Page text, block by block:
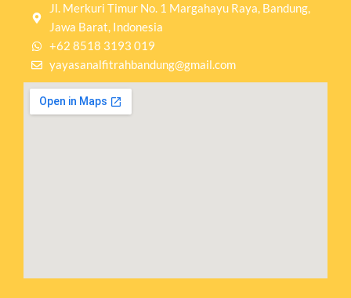
Jl. Merkuri Timur No. 1 Margahayu Raya, Bandung,
Jawa Barat, Indonesia
+62 8518 3193 019
yayasanalfitrahbandung@gmail.com